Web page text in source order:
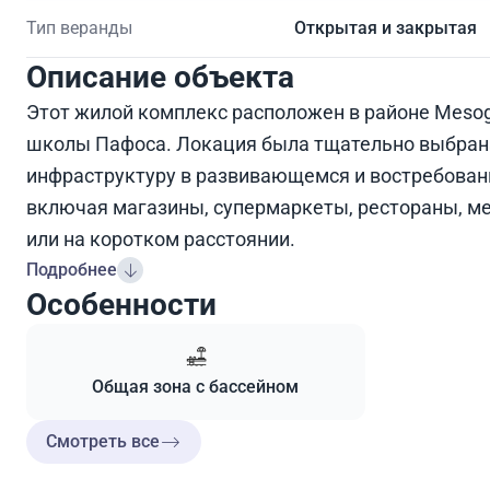
Тип веранды Открытая и закрытая
Описание объекта
Этот жилой комплекс расположен в районе
школы Пафоса. Локация была тщательно
инфраструктуру в развивающемся и
включая магазины, супермаркеты, рестораны,
или на коротком расстоянии.
Подробнее
Особенности
Общая зона с бассейном
Смотреть все